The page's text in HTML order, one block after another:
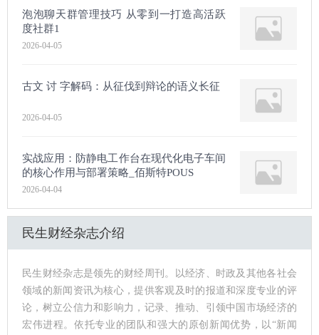
泡泡聊天群管理技巧 从零到一打造高活跃
度社群1
2026-04-05
古文 讨 字解码：从征伐到辩论的语义长征
2026-04-05
实战应用：防静电工作台在现代化电子车间
的核心作用与部署策略_佰斯特POUS
2026-04-04
民生财经杂志介绍
民生财经杂志是领先的财经周刊。以经济、时政及其他各社会
领域的新闻资讯为核心，提供客观及时的报道和深度专业的评
论，树立公信力和影响力，记录、推动、引领中国市场经济的
宏伟进程。依托专业的团队和强大的原创新闻优势，以“新闻